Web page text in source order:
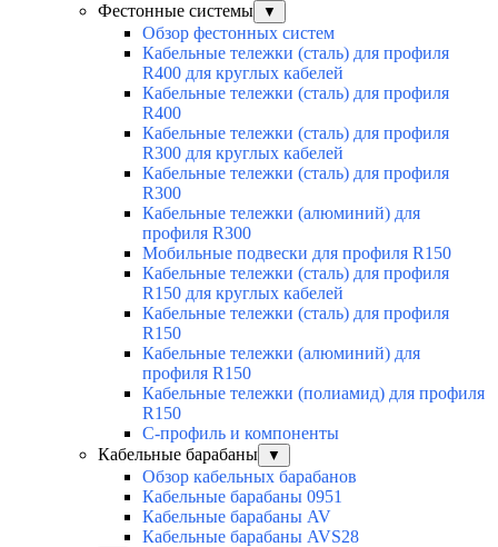
Фестонные системы
▼
Обзор фестонных систем
Кабельные тележки (сталь) для профиля
R400 для круглых кабелей
Кабельные тележки (сталь) для профиля
R400
Кабельные тележки (сталь) для профиля
R300 для круглых кабелей
Кабельные тележки (сталь) для профиля
R300
Кабельные тележки (алюминий) для
профиля R300
Мобильные подвески для профиля R150
Кабельные тележки (сталь) для профиля
R150 для круглых кабелей
Кабельные тележки (сталь) для профиля
R150
Кабельные тележки (алюминий) для
профиля R150
Кабельные тележки (полиамид) для профиля
R150
С-профиль и компоненты
Кабельные барабаны
▼
Обзор кабельных барабанов
Кабельные барабаны 0951
Кабельные барабаны AV
Кабельные барабаны AVS28